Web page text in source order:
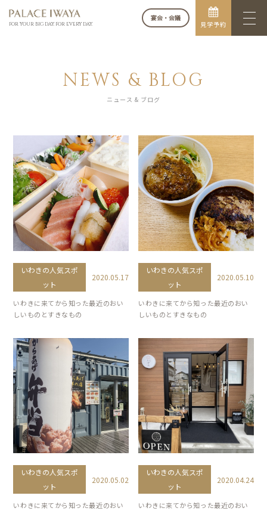
FOR YOUR BIG DAY. FOR EVERY DAY.
宴会・会議
見学予約
NEWS & BLOG
ニュース & ブログ
いわきの人気スポ
ット
2020.05.17
いわきに来てから知った最近のおい
しいものとすきなもの
いわきの人気スポ
ット
2020.05.10
いわきに来てから知った最近のおい
しいものとすきなもの
いわきの人気スポ
ット
2020.05.02
いわきに来てから知った最近のおい
いわきの人気スポ
ット
2020.04.24
いわきに来てから知った最近のおい